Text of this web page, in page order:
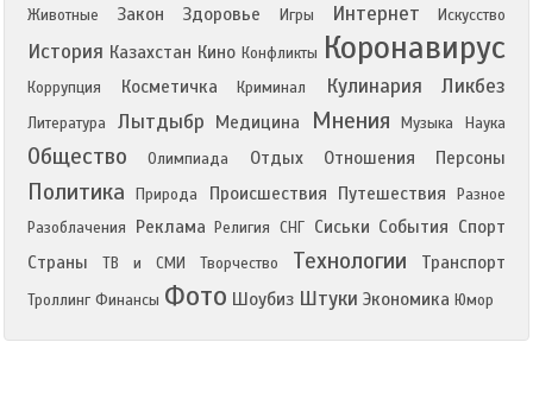
Животные
Закон Здоровье Игры Интернет Искусство
История Казахстан Кино Конфликты Коронавирус
Коррупция Косметичка Криминал Кулинария Ликбез
Литература Лытдыбр Медицина Мнения Музыка Наука
Общество Олимпиада Отдых Отношения Персоны
Политика Природа Происшествия Путешествия
Разное
Разоблачения
Реклама Религия СНГ Сиськи События Спорт
Страны
ТВ и СМИ Творчество Технологии Транспорт
Троллинг Финансы Фото Шоубиз Штуки Экономика Юмор